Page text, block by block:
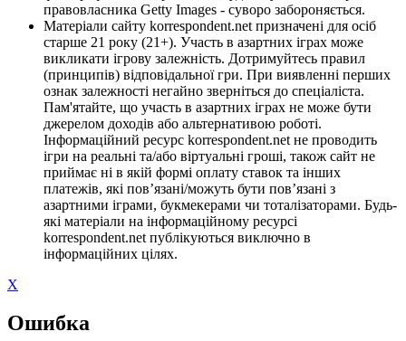
правовласника Getty Images - суворо забороняється.
Матеріали сайту korrespondent.net призначені для осіб
старше 21 року (21+). Участь в азартних іграх може
викликати ігрову залежність. Дотримуйтесь правил
(принципів) відповідальної гри. При виявленні перших
ознак залежності негайно зверніться до спеціаліста.
Пам'ятайте, що участь в азартних іграх не може бути
джерелом доходів або альтернативою роботі.
Інформаційний ресурс korrespondent.net не проводить
ігри на реальні та/або віртуальні гроші, також сайт не
приймає ні в якій формі оплату ставок та інших
платежів, які пов’язані/можуть бути пов’язані з
азартними іграми, букмекерами чи тоталізаторами. Будь-
які матеріали на інформаційному ресурсі
korrespondent.net публікуються виключно в
інформаційних цілях.
X
Ошибка